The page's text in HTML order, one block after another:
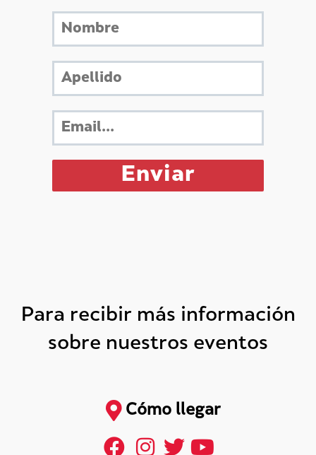
Para recibir más información
sobre nuestros eventos
Cómo llegar